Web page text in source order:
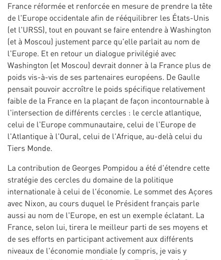
France réformée et renforcée en mesure de prendre la tête
de l'Europe occidentale afin de rééquilibrer les États-Unis
(et l'URSS), tout en pouvant se faire entendre à Washington
(et à Moscou) justement parce qu'elle parlait au nom de
l'Europe. Et en retour un dialogue privilégié avec
Washington (et Moscou) devrait donner à la France plus de
poids vis-à-vis de ses partenaires européens. De Gaulle
pensait pouvoir accroître le poids spécifique relativement
faible de la France en la plaçant de façon incontournable à
l'intersection de différents cercles : le cercle atlantique,
celui de l'Europe communautaire, celui de l'Europe de
l'Atlantique à l'Oural, celui de l'Afrique, au-delà celui du
Tiers Monde.
La contribution de Georges Pompidou a été d'étendre cette
stratégie des cercles du domaine de la politique
internationale à celui de l'économie. Le sommet des Açores
avec Nixon, au cours duquel le Président français parle
aussi au nom de l'Europe, en est un exemple éclatant. La
France, selon lui, tirera le meilleur parti de ses moyens et
de ses efforts en participant activement aux différents
niveaux de l'économie mondiale (y compris, je vais y